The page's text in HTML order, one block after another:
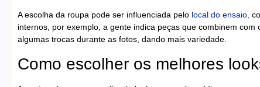
A escolha da roupa pode ser influenciada pelo local do ensaio,
internos, por exemplo, a gente indica peças que combinem
algumas trocas durante as fotos, dando mais variedade.
Como escolher os melhores